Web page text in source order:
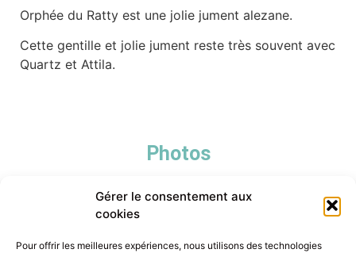
Gérer le consentement aux
cookies
Pour offrir les meilleures expériences, nous utilisons des technologies
Orphée du Ratty est une jolie jument alezane.
Cette gentille et jolie jument reste très souvent avec
Quartz et Attila.
Photos